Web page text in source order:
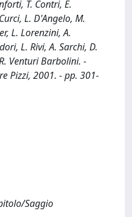
T. Contri, E.
L. D'Angelo, M.
L. Lorenzini, A.
L. Rivi, A. Sarchi, D.
Venturi Barbolini. -
Pizzi, 2001. - pp. 301-
Saggio